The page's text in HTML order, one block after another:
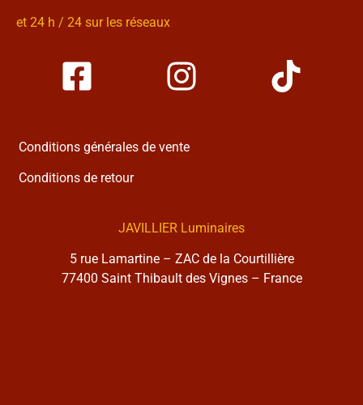
et 24 h / 24 sur les réseaux
Conditions générales de vente
Conditions de retour
JAVILLIER Luminaires
5 rue Lamartine – ZAC de la Courtillière
77400 Saint Thibault des Vignes – France